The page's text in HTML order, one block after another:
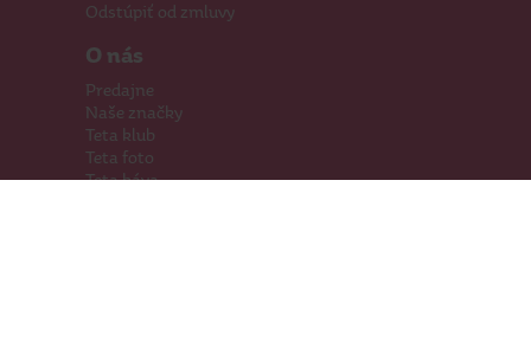
Odstúpiť od zmluvy
O nás
Predajne
Naše značky
Teta klub
Teta foto
Teta káva